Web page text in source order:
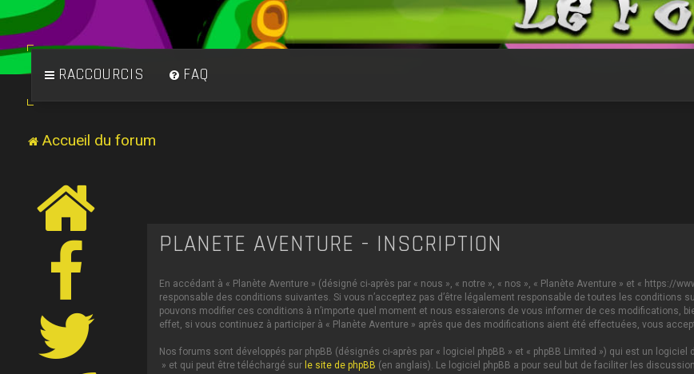
RACCOURCIS FAQ
Accueil du forum
PLANÈTE AVENTURE - INSCRIPTION
En accédant à « Planète Aventure » (désigné ci-après par « nous », « notre », « nos », « Planète Aventure » et « https://
responsable des conditions suivantes. Si vous n’acceptez pas d’être légalement responsable de toutes les conditions
pouvons modifier ces conditions à n’importe quel moment et nous essaierons de vous informer de ces modifications,
effet, si vous continuez à participer à « Planète Aventure » après que des modifications aient été effectuées, vous
Nos forums sont développés par phpBB (désignés ci-après par « logiciel phpBB » et « phpBB Limited ») qui est un
» et qui peut être téléchargé sur le site de phpBB (en anglais). Le logiciel phpBB a pour seul but de faciliter les